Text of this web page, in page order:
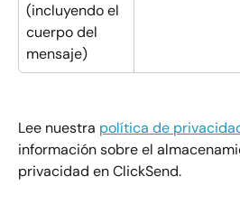
(incluyendo el
cuerpo del
mensaje)
Lee nuestra política de
información sobre el
privacidad en ClickSend.